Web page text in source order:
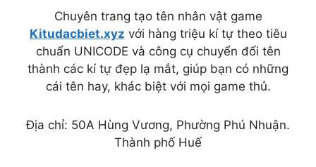
Chuyên trang tạo tên nhân vật game
Kitudacbiet.xyz với hàng triệu kí tự theo tiêu
chuẩn UNICODE và công cụ chuyển đổi tên
thành các kí tự đẹp lạ mắt, giúp bạn có những
cái tên hay, khác biệt với mọi game thủ.
Địa chỉ: 50A Hùng Vương, Phường Phú Nhuận.
Thành phố Huế